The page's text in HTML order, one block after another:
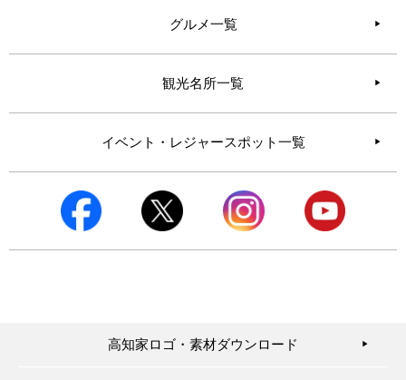
グルメ一覧
観光名所一覧
イベント・レジャースポット一覧
高知家ロゴ・素材ダウンロード ▶︎